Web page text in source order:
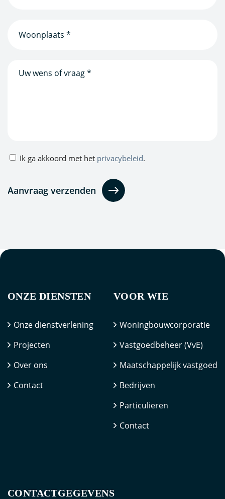
(Vereist)
Privacybeleid
Ik ga akkoord met het privacybeleid.
ONZE DIENSTEN
Onze dienstverlening
Projecten
Over ons
Contact
VOOR WIE
Woningbouwcorporatie
Vastgoedbeheer (VvE)
Maatschappelijk vastgoed
Bedrijven
Particulieren
Contact
CONTACTGEGEVENS